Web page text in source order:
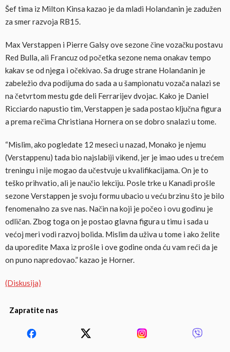
Šef tima iz Milton Kinsa kazao je da mladi Holanđanin je zadužen
za smer razvoja RB15.
Max Verstappen i Pierre Galsy ove sezone čine vozačku postavu
Red Bulla, ali Francuz od početka sezone nema onakav tempo
kakav se od njega i očekivao. Sa druge strane Holanđanin je
zabeležio dva podijuma do sada a u šampionatu vozača nalazi se
na četvrtom mestu gde deli Ferrarijev dvojac. Kako je Daniel
Ricciardo napustio tim, Verstappen je sada postao ključna figura
a prema rečima Christiana Hornera on se dobro snalazi u tome.
“Mislim, ako pogledate 12 meseci u nazad, Monako je njemu
(Verstappenu) tada bio najslabiji vikend, jer je imao udes u trećem
treningu i nije mogao da učestvuje u kvalifikacijama. On je to
teško prihvatio, ali je naučio lekciju. Posle trke u Kanadi prošle
sezone Verstappen je svoju formu ubacio u veću brzinu što je bilo
fenomenalno za sve nas. Način na koji je počeo i ovu godinu je
odličan. Zbog toga on je postao glavna figura u timu i sada u
većoj meri vodi razvoj bolida. Mislim da uživa u tome i ako želite
da uporedite Maxa iz prošle i ove godine onda ću vam reći da je
on puno napredovao.” kazao je Horner.
(Diskusija)
Zapratite nas